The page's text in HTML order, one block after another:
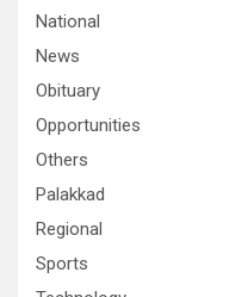
National
News
Obituary
Opportunities
Others
Palakkad
Regional
Sports